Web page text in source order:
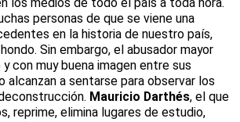
personas de que se viene una
en la historia de nuestro país,
Sin embargo, el abusador mayor
con muy buena imagen entre sus
alcanzan a sentarse para observar los
Mauricio Darthés, el que
reprime, elimina lugares de estudio,